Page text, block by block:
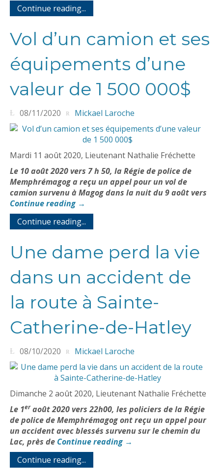
Continue reading...
Vol d’un camion et ses
équipements d’une
valeur de 1 500 000$
08/11/2020 Mickael Laroche
Mardi 11 août 2020, Lieutenant Nathalie Fréchette
Le 10 août 2020 vers 7 h 50, la Régie de police de
Memphrémagog a reçu un appel pour un vol de
camion survenu à Magog dans la nuit du 9 août vers
Continue reading →
Continue reading...
Une dame perd la vie
dans un accident de
la route à Sainte-
Catherine-de-Hatley
08/10/2020 Mickael Laroche
Dimanche 2 août 2020, Lieutenant Nathalie Fréchette
Le 1eraoût 2020 vers 22h00, les policiers de la Régie
de police de Memphrémagog ont reçu un appel pour
un accident avec blessés survenu sur le chemin du
Lac, près de Continue reading →
Continue reading...